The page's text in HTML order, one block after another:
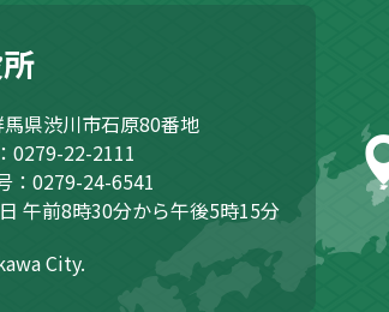
県渋川市石原80番地
0279-22-2111
：0279-24-6541
午前8時30分から午後5時15分
City.